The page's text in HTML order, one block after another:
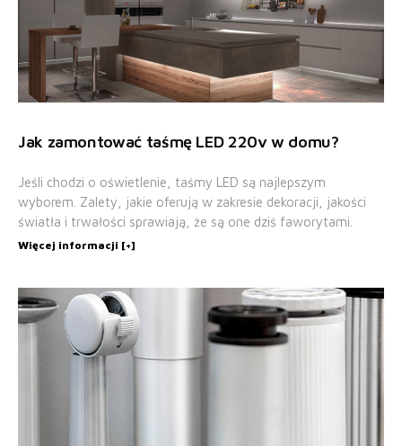
Jak zamontować taśmę LED 220v w domu?
Jeśli chodzi o oświetlenie, taśmy LED są najlepszym
wyborem. Zalety, jakie oferują w zakresie dekoracji, jakości
światła i trwałości sprawiają, że są one dziś faworytami.
Więcej informacji [+]